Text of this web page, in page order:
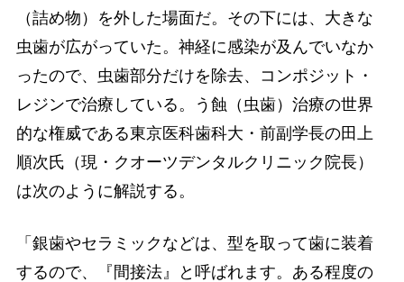
（詰め物）を外した場面だ。その下には、大きな
虫歯が広がっていた。神経に感染が及んでいなか
ったので、虫歯部分だけを除去、コンポジット・
レジンで治療している。う蝕（虫歯）治療の世界
的な権威である東京医科歯科大・前副学長の田上
順次氏（現・クオーツデンタルクリニック院長）
は次のように解説する。
「銀歯やセラミックなどは、型を取って歯に装着
するので、『間接法』と呼ばれます。ある程度の